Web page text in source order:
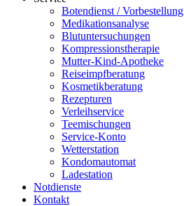
Botendienst / Vorbestellung
Medikationsanalyse
Blutuntersuchungen
Kompressionstherapie
Mutter-Kind-Apotheke
Reiseimpfberatung
Kosmetikberatung
Rezepturen
Verleihservice
Teemischungen
Service-Konto
Wetterstation
Kondomautomat
Ladestation
Notdienste
Kontakt